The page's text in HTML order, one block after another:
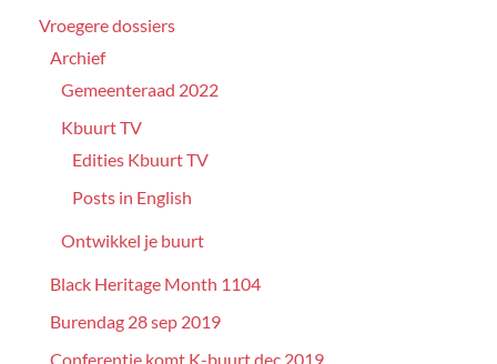
Vroegere dossiers
Archief
Gemeenteraad 2022
Kbuurt TV
Edities Kbuurt TV
Posts in English
Ontwikkel je buurt
Black Heritage Month 1104
Burendag 28 sep 2019
Conferentie komt K-buurt dec 2019